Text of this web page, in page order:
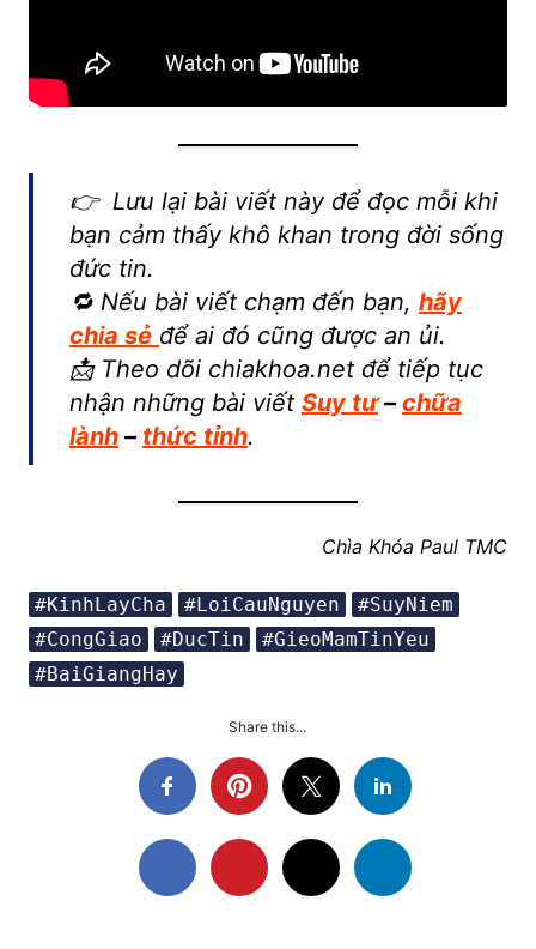
👉 Lưu lại bài viết này để đọc mỗi khi
bạn cảm thấy khô khan trong đời sống
đức tin.
🔁 Nếu bài viết chạm đến bạn, hãy
chia sẻ để ai đó cũng được an ủi.
📩 Theo dõi chiakhoa.net để tiếp tục
nhận những bài viết Suy tư–chữa
lành– thức tỉnh.
Chìa Khóa Paul TMC
#KinhLayCha #LoiCauNguyen
#SuyNiem
#CongGiao
#DucTin
#GieoMamTinYeu
#BaiGiangHay
Share this...